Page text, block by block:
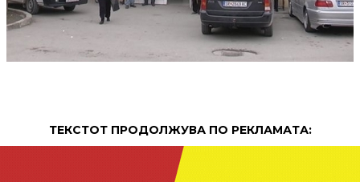
ТЕКСТОТ ПРОДОЛЖУВА ПО РЕКЛАМАТА: